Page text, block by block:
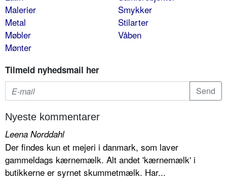
Malerier
Metal
Møbler
Mønter
Smykker
Stilarter
Våben
Tilmeld nyhedsmail her
Nyeste kommentarer
Leena Norddahl
Der findes kun et mejeri i danmark, som laver
gammeldags kærnemælk. Alt andet 'kærnemælk' i
butikkerne er syrnet skummetmælk. Har...